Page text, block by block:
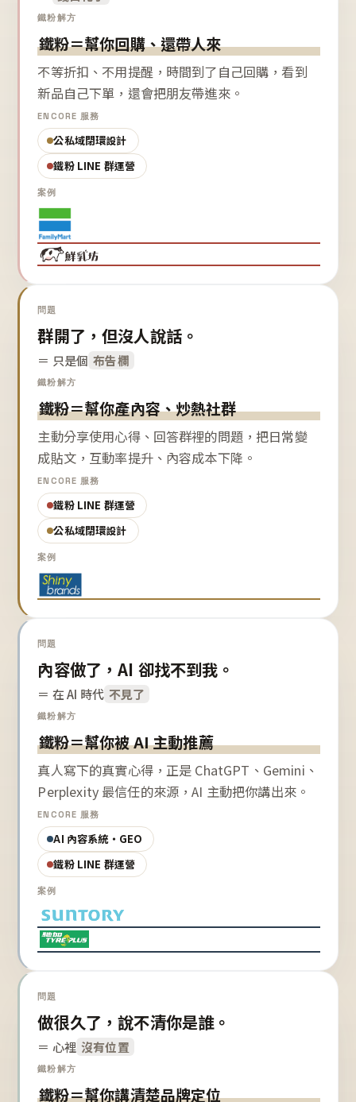
鐵粉解方
鐵粉＝幫你回購、還帶人來
不等折扣、不用提醒，時間到了自己回購，看到
新品自己下單，還會把朋友帶進來。
ENCORE 服務
公私域閉環設計
鐵粉 LINE 群運營
案例
問題
群開了，但沒人說話。
＝ 只是個 布告欄
鐵粉解方
鐵粉＝幫你產內容、炒熱社群
主動分享使用心得、回答群裡的問題，把日常變
成貼文，互動率提升、內容成本下降。
ENCORE 服務
鐵粉 LINE 群運營
公私域閉環設計
案例
問題
內容做了，AI 卻找不到我。
＝ 在 AI 時代 不見了
鐵粉解方
鐵粉＝幫你被 AI 主動推薦
真人寫下的真實心得，正是 ChatGPT、Gemini、
Perplexity 最信任的來源，AI 主動把你講出來。
ENCORE 服務
AI 內容系統・GEO
鐵粉 LINE 群運營
案例
問題
做很久了，說不清你是誰。
＝ 心裡 沒有位置
鐵粉解方
鐵粉＝幫你講清楚品牌定位